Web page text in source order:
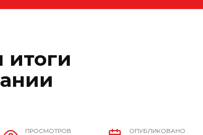
ПРОСМОТРОВ ОПУБЛИКОВАНО